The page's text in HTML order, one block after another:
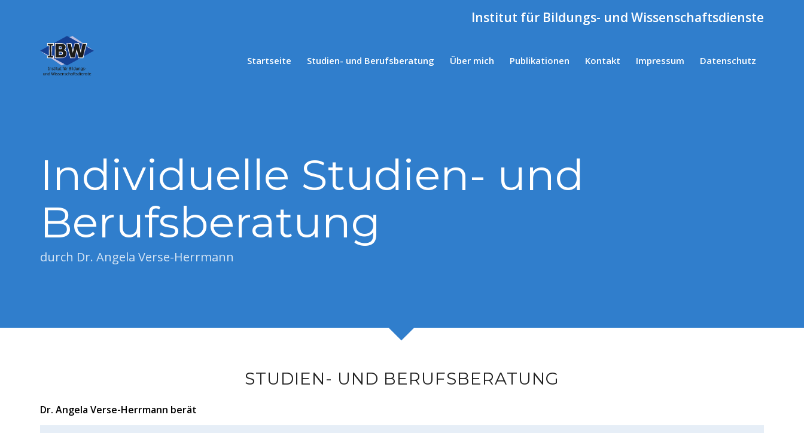
Institut für Bildungs- und Wissenschaftsdienste
Startseite Studien- und Berufsberatung Über mich Publikationen Kontakt Impressum Datenschutz
Individuelle Studien- und
Berufsberatung
durch Dr. Angela Verse-Herrmann
STUDIEN- UND BERUFSBERATUNG
Dr. Angela Verse-Herrmann berät